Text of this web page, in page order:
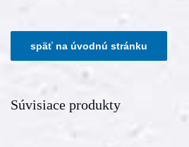
Súvisiace produkty